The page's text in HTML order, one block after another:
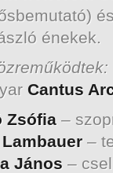
énekek.
Cantus
Zsófia –
–
János –